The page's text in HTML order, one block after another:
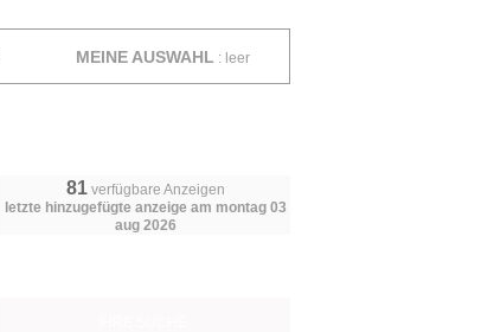
MEINE AUSWAHL : leer
81verfügbare Anzeigen
letzte hinzugefügte anzeige am montag 03
aug 2026